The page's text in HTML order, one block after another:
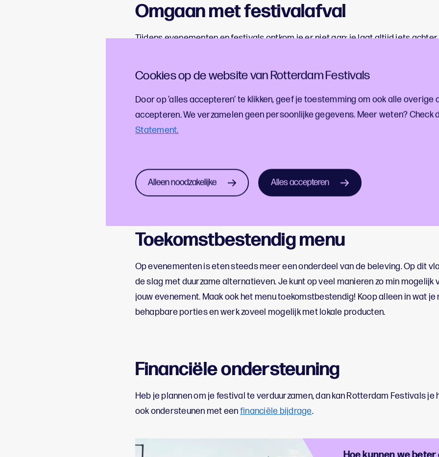
Cookies op de website van Rotterdam Festivals
Door op ‘alles accepteren’ te klikken, geef je toestemming om ook alle overige
accepteren. We verzamelen geen persoonlijke gegevens. Meer weten? Check
Statement.
Alleen noodzakelijke Alles accepteren
Omgaan met festivalafval
Tijdens evenementen en festivals ontkom je er niet aan: je laat altijd iets
verpakking. Je hebt zo op je festival verschillende soorten afvalstromen. Maar…
Hoe zorg je ervoor dat deze afvalstromen waarde behouden? Werk goed
bij het voorkomen van zwerfafval. Recyclebare materialen kun je bijvoorbeeld
inzetten als grondstof voor nieuwe producten. Dus afval = grondstof!
Afval = grondstof
Toekomstbestendig menu
Op evenementen is eten steeds meer een onderdeel van de beleving. Op dit
de slag met duurzame alternatieven. Je kunt op veel manieren zo min
jouw evenement. Maak ook het menu toekomstbestendig! Koop alleen in wat je
behapbare porties en werk zoveel mogelijk met lokale producten.
Financiële ondersteuning
Heb je plannen om je festival te verduurzamen, dan kan Rotterdam Festivals je
ook ondersteunen met eenfinanciële bijdrage.